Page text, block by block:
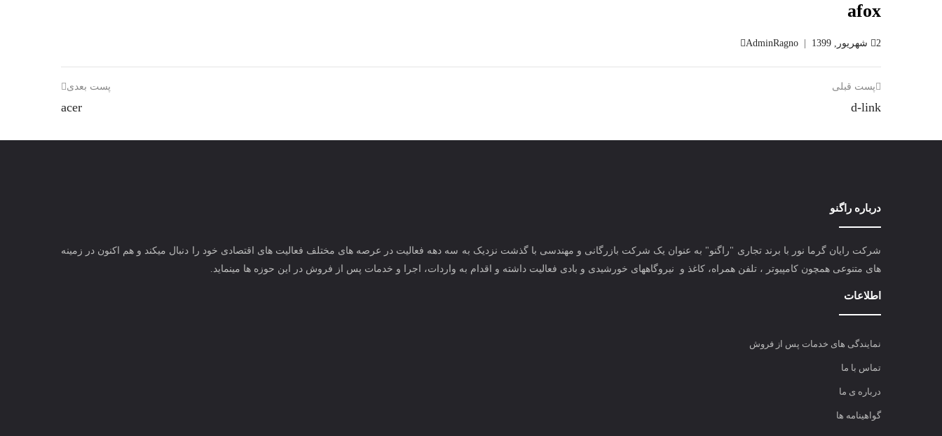
afox
2 شهریور, 1399 AdminRagno
پست بعدی
acer
پست قبلی
d-link
درباره راگنو
شرکت رایان گرما نور با برند تجاری "راگنو" به عنوان یک شرکت بازرگانی و مهندسی با گذشت نزدیک به سه دهه فعالیت در عرصه های مختلف فعالیت های اقتصادی خود را دنبال میکند و هم اکنون در زمینه
های متنوعی همچون کامپیوتر ، تلفن همراه، کاغذ و نیروگاههای خورشیدی و بادی فعالیت داشته و اقدام به واردات، اجرا و خدمات پس از فروش در این حوزه ها مینماید.
اطلاعات
نمایندگی های خدمات پس از فروش
تماس با ما
درباره ی ما
گواهینامه ها